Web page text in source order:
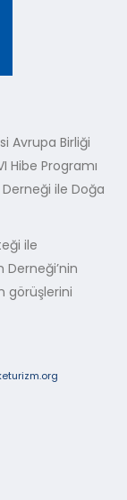
Avrupa Birliği
Hibe Programı
ile Doğa
ile
görüşlerini